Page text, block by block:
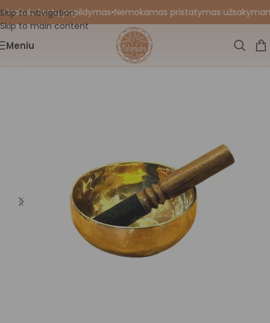
Skip to navigation
Skip to main content
kortų papildymas•Nemokamas pristatymas
Meniu